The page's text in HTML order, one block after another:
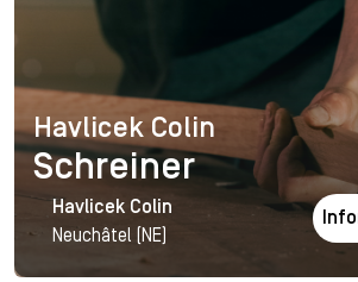
Havlicek Colin
Havlicek Colin
Schreiner
Havlicek Colin
Neuchâtel (NE)